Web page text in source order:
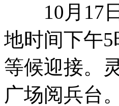
安倍晋三参拜靖国神社
日媒:安倍参拜靖国神社争
10月17日
地时间下午
等候迎接。
广场阅兵台